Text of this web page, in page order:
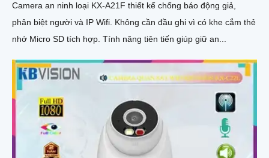
Camera an ninh loại KX-A21F thiết kế chống báo động giả,
phân biệt người và IP Wifi. Không cần đầu ghi vì có khe cắm thẻ
nhớ Micro SD tích hợp. Tính năng tiên tiến giúp giữ an...